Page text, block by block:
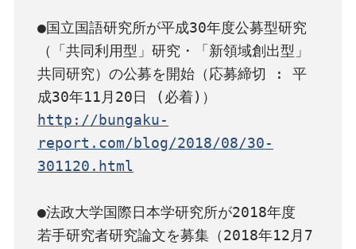
●国立国語研究所が平成30年度公募型研究
（「共同利用型」研究・「新領域創出型」
共同研究）の公募を開始（応募締切 : 平
http://bungaku-
report.com/blog/2018/08/30-
301120.html
●法政大学国際日本学研究所が2018年度
若手研究者研究論文を募集（2018年12月7